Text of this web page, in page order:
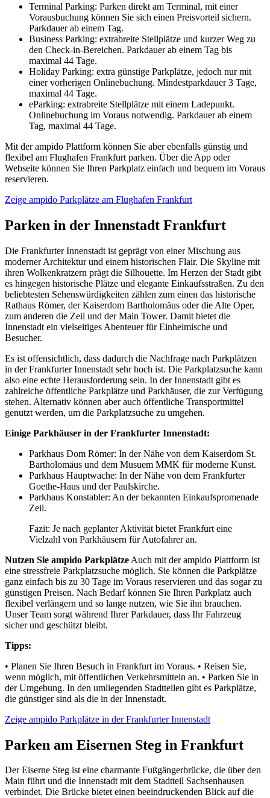
Terminal Parking: Parken direkt am Terminal, mit einer
Vorausbuchung können Sie sich einen Preisvorteil sichern.
Parkdauer ab einem Tag.
Business Parking: extrabreite Stellplätze und kurzer Weg zu
den Check-in-Bereichen. Parkdauer ab einem Tag bis
maximal 44 Tage.
Holiday Parking: extra günstige Parkplätze, jedoch nur mit
einer vorherigen Onlinebuchung. Mindestparkdauer 3 Tage,
maximal 44 Tage.
eParking: extrabreite Stellplätze mit einem Ladepunkt.
Onlinebuchung im Voraus notwendig. Parkdauer ab einem
Tag, maximal 44 Tage.
Mit der ampido Plattform können Sie aber ebenfalls günstig und
flexibel am Flughafen Frankfurt parken. Über die App oder
Webseite können Sie Ihren Parkplatz einfach und bequem im Voraus
reservieren.
Zeige ampido Parkplätze am Flughafen Frankfurt
Parken in der Innenstadt Frankfurt
Die Frankfurter Innenstadt ist geprägt von einer Mischung aus
moderner Architektur und einem historischen Flair. Die Skyline mit
ihren Wolkenkratzern prägt die Silhouette. Im Herzen der Stadt gibt
es hingegen historische Plätze und elegante Einkaufsstraßen. Zu den
beliebtesten Sehenswürdigkeiten zählen zum einen das historische
Rathaus Römer, der Kaiserdom Bartholomäus oder die Alte Oper,
zum anderen die Zeil und der Main Tower. Damit bietet die
Innenstadt ein vielseitiges Abenteuer für Einheimische und
Besucher.
Es ist offensichtlich, dass dadurch die Nachfrage nach Parkplätzen
in der Frankfurter Innenstadt sehr hoch ist. Die Parkplatzsuche kann
also eine echte Herausforderung sein. In der Innenstadt gibt es
zahlreiche öffentliche Parkplätze und Parkhäuser, die zur Verfügung
stehen. Alternativ können aber auch öffentliche Transportmittel
genutzt werden, um die Parkplatzsuche zu umgehen.
Einige Parkhäuser in der Frankfurter Innenstadt:
Parkhaus Dom Römer: In der Nähe von dem Kaiserdom St.
Bartholomäus und dem Musuem MMK für moderne Kunst.
Parkhaus Hauptwache: In der Nähe von dem Frankfurter
Goethe-Haus und der Paulskirche.
Parkhaus Konstabler: An der bekannten Einkaufspromenade
Zeil.
Fazit: Je nach geplanter Aktivität bietet Frankfurt eine
Vielzahl von Parkhäusern für Autofahrer an.
Nutzen Sie ampido Parkplätze Auch mit der ampido Plattform ist
eine stressfreie Parkplatzsuche möglich. Sie können die Parkplätze
ganz einfach bis zu 30 Tage im Voraus reservieren und das sogar zu
günstigen Preisen. Nach Bedarf können Sie Ihren Parkplatz auch
flexibel verlängern und so lange nutzen, wie Sie ihn brauchen.
Unser Team sorgt während Ihrer Parkdauer, dass Ihr Fahrzeug
sicher und geschützt bleibt.
Tipps:
• Planen Sie Ihren Besuch in Frankfurt im Voraus. • Reisen Sie,
wenn möglich, mit öffentlichen Verkehrsmitteln an. • Parken Sie in
der Umgebung. In den umliegenden Stadtteilen gibt es Parkplätze,
die günstiger sind als die in der Innenstadt.
Zeige ampido Parkplätze in der Frankfurter Innenstadt
Parken am Eisernen Steg in Frankfurt
Der Eiserne Steg ist eine charmante Fußgängerbrücke, die über den
Main führt und die Innenstadt mit dem Stadtteil Sachsenhausen
verbindet. Die Brücke bietet einen beeindruckenden Blick auf die